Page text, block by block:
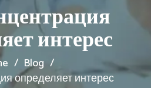
интерес
Blog
определяет интерес